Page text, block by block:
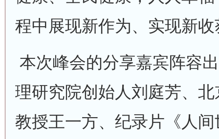
程中展现新作为、实现新收
本次峰会的分享嘉宾阵容
理研究院创始人刘庭芳、
教授王一方、纪录片《人